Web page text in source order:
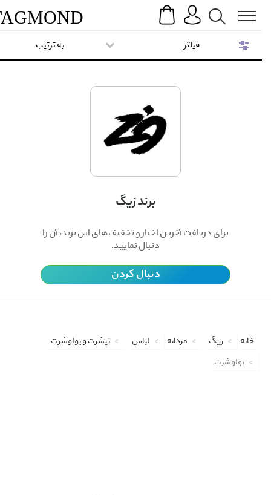
Search
TAGMOND
برند زیگ
برای دریافت آخرین اخبار و تخفیف‌های این برند، آن را
دنبال نمایید.
دنبال کردن
به ترتیب
خانه زیگ مردانه لباس
تیشرت و پولوشرت
پولوشرت
فیلتر